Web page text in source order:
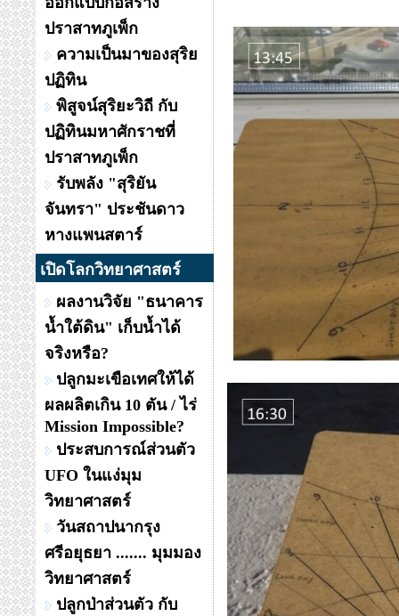
ปราสาทภูเพ็ก
ความเป็นมาของสุริย
ปฏิทิน
พิสูจน์สุริยะวิถี กับ
ปฏิทินมหาศักราชที่
ปราสาทภูเพ็ก
รับพลัง "สุริยัน
จันทรา" ประชันดาว
หางแพนสตาร์
เปิดโลกวิทยาศาสตร์
ผลงานวิจัย "ธนาคาร
น้ำใต้ดิน" เก็บน้ำได้
จริงหรือ?
ปลูกมะเขือเทศให้ได้
ผลผลิตเกิน 10 ตัน / ไร่
Mission Impossible?
ประสบการณ์ส่วนตัว
UFO ในแง่มุม
วิทยาศาสตร์
วันสถาปนากรุง
ศรีอยุธยา ....... มุมมอง
วิทยาศาสตร์
ปลูกป่าส่วนตัว กับ